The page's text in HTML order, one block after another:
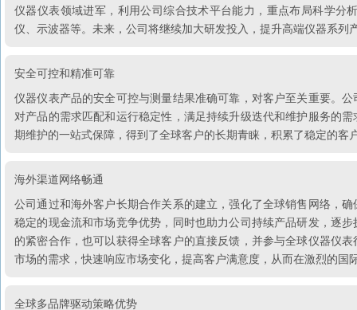
仪器仪表领域进军，利用公司综合技术平台能力，重点布局科学
仪、示波器等。未来，公司将继续加大研发投入，提升高端仪器系列
安全可控和精准可靠
仪器仪表产品的安全可控与测量结果准确可靠，对客户至关重要。
对产品的需求匹配和运行稳定性，满足持续升级迭代和维护服务的
期维护的一站式保障，得到了全球客户的长期青睐，积累了稳定的
海外渠道网络畅通
公司通过和海外客户长期合作关系的建立，强化了全球销售网络，
稳定的现金流和市场竞争优势，同时也助力公司持续产品研发，逐
的紧密合作，也可以获得全球客户的直接反馈，并参与全球仪器仪
市场的需求，快速响应市场变化，提高客户满意度，从而在激烈的国
全球多品牌驱动策略优势